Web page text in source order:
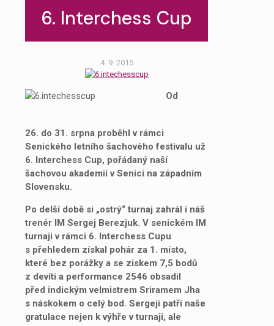
6. Interchess Cup
4. 9. 2015
Od
26. do 31. srpna proběhl v rámci
Senického letního šachového festivalu už
6. Interchess Cup, pořádaný naší
šachovou akademií v Senici na západním
Slovensku.
Po delší době si „ostrý“ turnaj zahrál i náš
trenér IM Sergej Berezjuk. V senickém IM
turnaji v rámci 6. Interchess Cupu
s přehledem získal pohár za 1. místo,
které bez porážky a se ziskem 7,5 bodů
z devíti a performance 2546 obsadil
před indickým velmistrem Sriramem Jha
s náskokem o celý bod. Sergeji patří naše
gratulace nejen k výhře v turnaji, ale